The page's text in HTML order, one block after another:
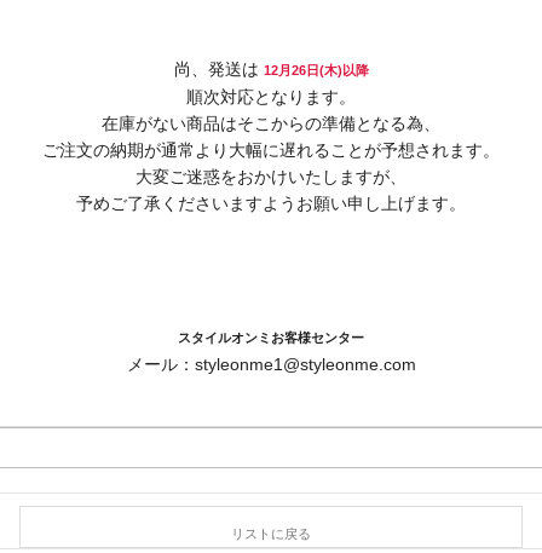
尚、発送は 12月26日(木)以降
順次対応となります。
在庫がない商品はそこからの準備となる為、
ご注文の納期が通常より大幅に遅れることが予想されます。
大変ご迷惑をおかけいたしますが、
予めご了承くださいますようお願い申し上げます。
スタイルオンミお客様センター
メール：styleonme1@styleonme.com
リストに戻る